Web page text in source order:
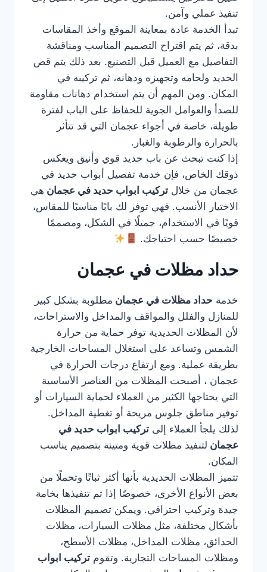
تنفيذ عملي وآمن.
تبدأ الخدمة عادة بمعاينة الموقع وأخذ المقاسات
بدقة، ثم يتم اقتراح التصميم المناسب ومناقشة
التفاصيل مع العميل قبل التصنيع. بعد ذلك يتم قص
الحديد ولحامه وتجهيزه ودهانه، ثم تركيبه في
المكان. ومن المهم أن يتم استخدام دهانات مقاومة
للصدأ والعوامل الجوية للحفاظ على الباب لفترة
طويلة، خاصة في أجواء عجمان التي قد تتأثر
بالحرارة والرطوبة والغبار.
إذا كنت تبحث عن باب حديد قوي وأنيق ويعكس
ذوقك الخاص، فإن خدمة تفصيل أبواب حديد في
عجمان من خلال تركيب ابواب حديد في عجمان هي
الاختيار الأنسب. فهي توفر لك بابًا مناسبًا للمقاس،
قويًا في الاستخدام، جميلًا في الشكل، ومصممًا
خصيصًا حسب احتياجك.
حداد مظلات في عجمان
خدمة حداد مظلات في عجمان مطلوبة بشكل كبير
للمنازل والفلل والمواقف والمداخل والاستراحات،
لأن المظلات الحديدية توفر حماية من حرارة
الشمس وتساعد على استغلال المساحات الخارجية
بطريقة عملية. ومع ارتفاع درجات الحرارة في
عجمان ، أصبحت المظلات من العناصر الأساسية
التي يحتاجها الكثير من العملاء لحماية السيارات أو
توفير مناطق جلوس مريحة أو تغطية المداخل.
لذلك يلجأ العملاء إلى تركيب ابواب حديد في
عجمان لتنفيذ مظلات قوية ومتينة بتصميم يناسب
المكان.
تتميز المظلات الحديدية بأنها أكثر ثباتًا وتحملًا من
بعض الأنواع الأخرى، خصوصًا إذا تم تنفيذها بخامة
جيدة وتركيب احترافي. ويمكن تصميم المظلات
بأشكال مختلفة، مثل مظلات السيارات، مظلات
الحدائق، مظلات المداخل، مظلات الأسطح،
ومظلات المساحات التجارية. وتقوم تركيب ابواب